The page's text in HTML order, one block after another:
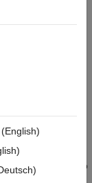
which device to
App Designer. To